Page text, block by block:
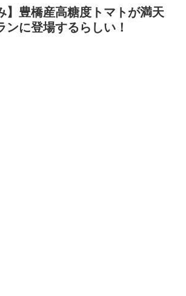
】豊橋産高糖度トマトが満天
ンに登場するらしい！